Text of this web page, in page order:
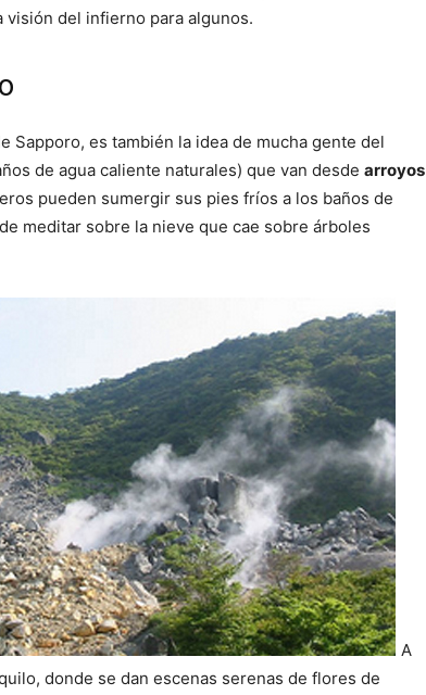
visión del infierno para algunos.
Sapporo, es también la idea de mucha gente del
de agua caliente naturales) que van desde arroyos
pueden sumergir sus pies fríos a los baños de
meditar sobre la nieve que cae sobre árboles
A
donde se dan escenas serenas de flores de